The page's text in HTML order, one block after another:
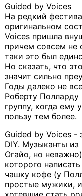
Guided by Voices
На редкий
оригинальном
Voices пришла
причем совсем не
таки это был
Но сказать, что
значит сильно
Годы далеко не
Роберту
группу, когда ему
пользу тем более.
Guided by Voices -
DIY. Музыканты из
Огайо, но
которого
чашку кофе (у
простые мужики,